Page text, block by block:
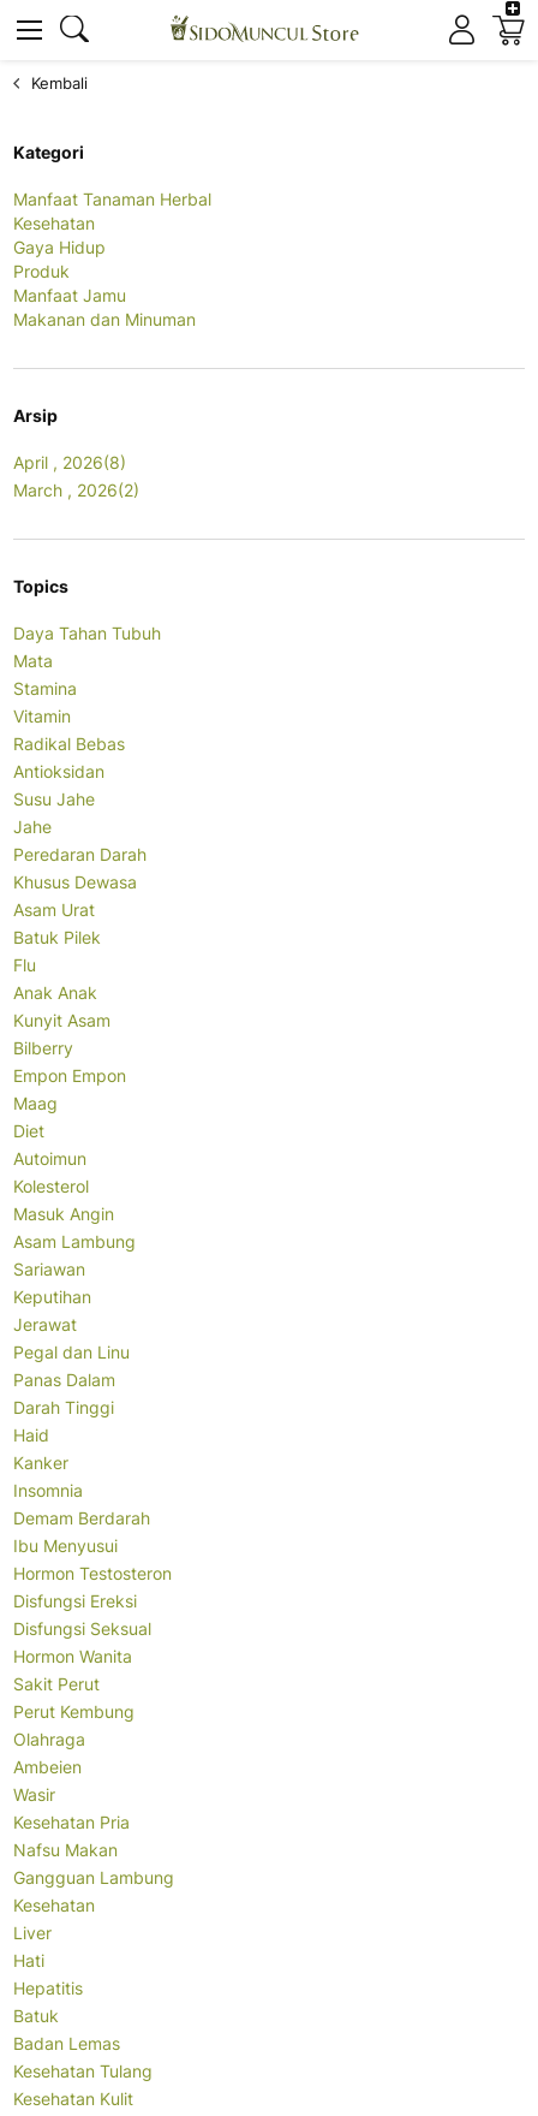
Kembali
Kategori
Manfaat Tanaman Herbal
Kesehatan
Gaya Hidup
Produk
Manfaat Jamu
Makanan dan Minuman
Arsip
April , 2026(8)
March , 2026(2)
Topics
Daya Tahan Tubuh
Mata
Stamina
Vitamin
Radikal Bebas
Antioksidan
Susu Jahe
Jahe
Peredaran Darah
Khusus Dewasa
Asam Urat
Batuk Pilek
Flu
Anak Anak
Kunyit Asam
Bilberry
Empon Empon
Maag
Diet
Autoimun
Kolesterol
Masuk Angin
Asam Lambung
Sariawan
Keputihan
Jerawat
Pegal dan Linu
Panas Dalam
Darah Tinggi
Haid
Kanker
Insomnia
Demam Berdarah
Ibu Menyusui
Hormon Testosteron
Disfungsi Ereksi
Disfungsi Seksual
Hormon Wanita
Sakit Perut
Perut Kembung
Olahraga
Ambeien
Wasir
Kesehatan Pria
Nafsu Makan
Gangguan Lambung
Kesehatan
Liver
Hati
Hepatitis
Batuk
Badan Lemas
Kesehatan Tulang
Kesehatan Kulit